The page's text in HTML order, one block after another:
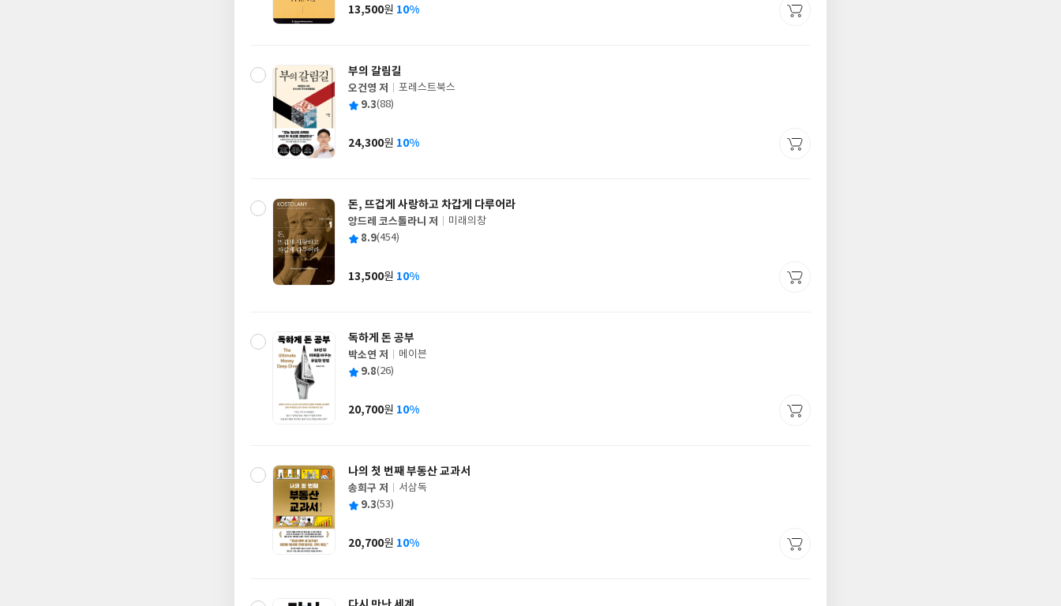
사
가
13,500원 10%
부의 갈림길
글
쓴
오건영 저
출
사
포레스트북스
평 9.3(88)
가
24,300원 10%
돈, 뜨겁게 사랑하고 차갑게 다루어라
글
쓴
앙드레 코스톨라니 저
출
사
미래의창
평 8.9(454)
가
13,500원 10%
독하게 돈 공부
글
쓴
박소연 저
출
사
메이븐
평 9.8(26)
가
20,700원 10%
나의 첫 번째 부동산 교과서
글
쓴
송희구 저
출
사
서삼독
평 9.3(53)
가
20,700원 10%